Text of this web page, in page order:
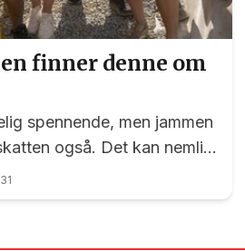
finner denne om
spennende, men jammen
også. Det kan nemlig
barneskole skrive under på.
for første gang 15. juni